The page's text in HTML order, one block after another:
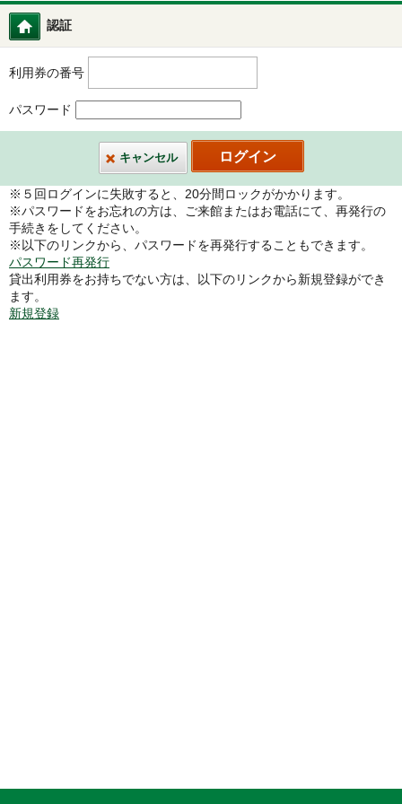
認証
トップメニュー
利用券の番号
パスワード
キャンセル
※５回ログインに失敗すると、20分間ロックがかかります。
※パスワードをお忘れの方は、ご来館またはお電話にて、再発行の
手続きをしてください。
※以下のリンクから、パスワードを再発行することもできます。
パスワード再発行
貸出利用券をお持ちでない方は、以下のリンクから新規登録ができ
ます。
新規登録